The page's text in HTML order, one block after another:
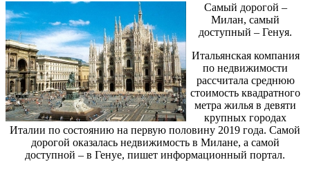
Самый дорогой –
Милан, самый
доступный – Генуя.
Итальянская компания
по недвижимости
рассчитала среднюю
стоимость квадратного
метра жилья в девяти
крупных городах
Италии по состоянию на первую половину 2019 года. Самой
дорогой оказалась недвижимость в Милане, а самой
доступной – в Генуе, пишет информационный портал.